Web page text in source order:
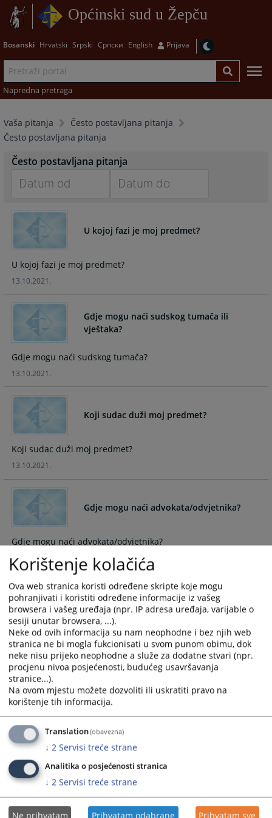
Općinski sud u Žepču
Bosanski Hrvatski Srpski Српски English Prijava
Napredna pretraga
Vaša pitanja
Često postavljana pitanja
Često postavljana pitanja
Često postavljana pitanja
forward
interact
the
calendar
and
select
date.
Press
the
question
get
the
shortcuts
for
changing
dates.
to
the
and
a
Press
the
to
the
dates.
U kojoj fazi je moj predmet?
U kojoj fazi je moj predmet?
13.10.2021.
Gdje mogu naći sudskog tumača ili
vještaka?
Gdje mogu naći sudskog tumača?
13.10.2021.
Koji sudac duži moj predmet?
Koji sudac duži moj predmet?
13.10.2021.
Gdje mogu naći advokata/odvjetnika?
Gdje mogu naći advokata/odvjetnika?
13.10.2021.
Kako mogu doći do suca koji duži moj
predmet?
Kako mogu doći do suca koji duži moj predmet?
13.10.2021.
Gdje mogu naći besplatnu pravnu pomoć?
Gdje mogu naći besplatnu pravnu pomoć?
13.10.2021.
Kako mogu dobiti informacije o
Korištenje kolačića
Ova web stranica koristi određene skripte koje mogu
pohranjivati i koristiti određene informacije iz vašeg
browsera i vašeg uređaja (npr. IP adresa uređaja, varijable o
sesiji unutar browsera, ...).
Neke od ovih informacija su nam neophodne i bez njih web
stranica ne bi mogla fukcionisati u svom punom obimu, dok
neke nisu prijeko neophodne a služe za dodatne stvari (npr.
procjenu nivoa posjećenosti, budućeg usavršavanja
stranice...).
Na ovom mjestu možete dozvoliti ili uskratiti pravo na
korištenje tih informacija.
Translation(obavezna)
↓ 2 Servisi treće strane
Analitika o posjećenosti stranica
↓ 2 Servisi treće strane
Ne prihvatam Prihvatam odabrane Prihvatam sve